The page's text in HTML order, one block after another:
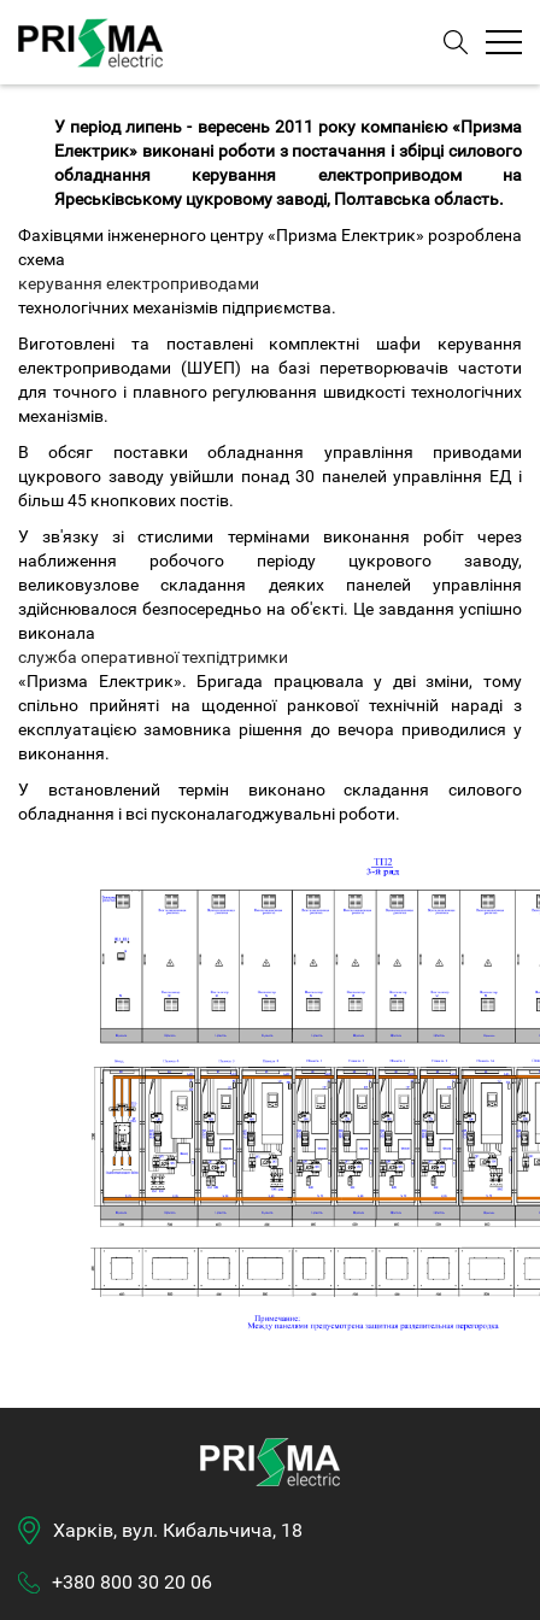
У період липень - вересень 2011 року компанією «Призма
Електрик» виконані роботи з постачання і збірці силового
обладнання керування електроприводом на
Яреськівському цукровому заводі, Полтавська область.
Фахівцями інженерного центру «Призма Електрик» розроблена
схема
керування електроприводами
технологічних механізмів підприємства.
Виготовлені та поставлені комплектні шафи керування
електроприводами (ШУЕП) на базі перетворювачів частоти
для точного і плавного регулювання швидкості технологічних
механізмів.
В обсяг поставки обладнання управління приводами
цукрового заводу увійшли понад 30 панелей управління ЕД і
більш 45 кнопкових постів.
У зв'язку зі стислими термінами виконання робіт через
наближення робочого періоду цукрового заводу,
великовузлове складання деяких панелей управління
здійснювалося безпосередньо на об'єкті. Це завдання успішно
виконала
служба оперативної техпідтримки
«Призма Електрик». Бригада працювала у дві зміни, тому
спільно прийняті на щоденної ранкової технічній нараді з
експлуатацією замовника рішення до вечора приводилися у
виконання.
У встановлений термін виконано складання силового
обладнання і всі пусконалагоджувальні роботи.
Харків, вул. Кибальчича, 18
+380 800 30 20 06